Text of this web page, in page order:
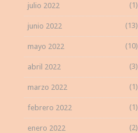
julio 2022 (1)
junio 2022 (13)
mayo 2022 (10)
abril 2022 (3)
marzo 2022 (1)
febrero 2022 (1)
enero 2022 (2)